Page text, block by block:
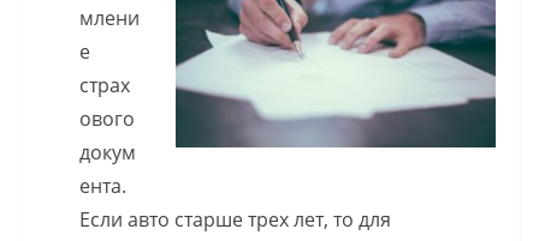
млени
е
страх
ового
докум
ента.
Если авто старше трех лет, то для